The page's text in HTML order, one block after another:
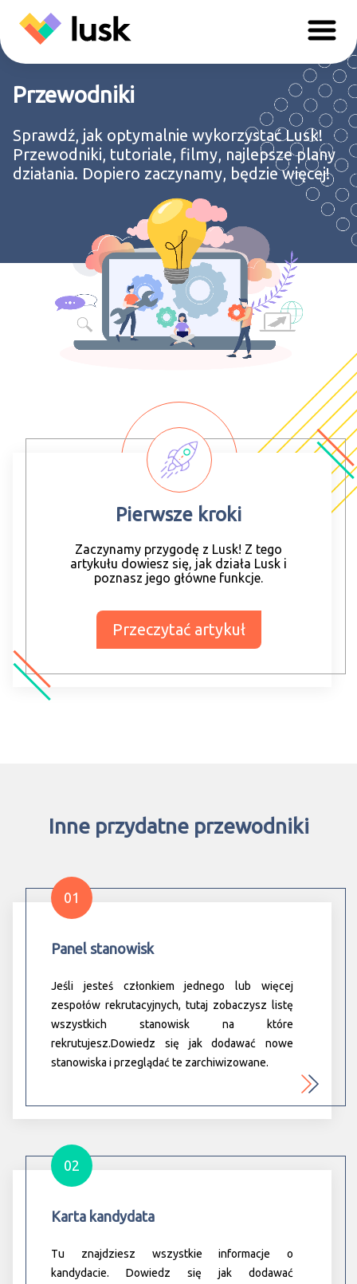
Przewodniki
Sprawdź, jak optymalnie wykorzystać Lusk!
Przewodniki, tutoriale, filmy, najlepsze plany
działania. Dopiero zaczynamy, będzie więcej!
Pierwsze kroki
Zaczynamy przygodę z Lusk! Z tego
artykułu dowiesz się, jak działa Lusk i
poznasz jego główne funkcje.
Przeczytać artykuł
Inne przydatne przewodniki
01
Panel stanowisk
Jeśli jesteś członkiem jednego lub więcej
zespołów rekrutacyjnych, tutaj zobaczysz listę
wszystkich stanowisk na które
rekrutujesz.Dowiedz się jak dodawać nowe
stanowiska i przeglądać te zarchiwizowane.
02
Karta kandydata
Tu znajdziesz wszystkie informacje o
kandydacie. Dowiedz się jak dodawać